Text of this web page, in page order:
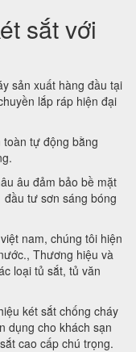
sắt với
sản xuất hàng đầu tại
lắp ráp hiện đại
tự động bằng
âu đảm bảo bề mặt
tư sơn sáng bóng
nam, chúng tôi hiện
Thương hiệu và
loại tủ sắt, tủ văn
két sắt chống cháy
dụng cho khách sạn
cao cấp chú trọng.